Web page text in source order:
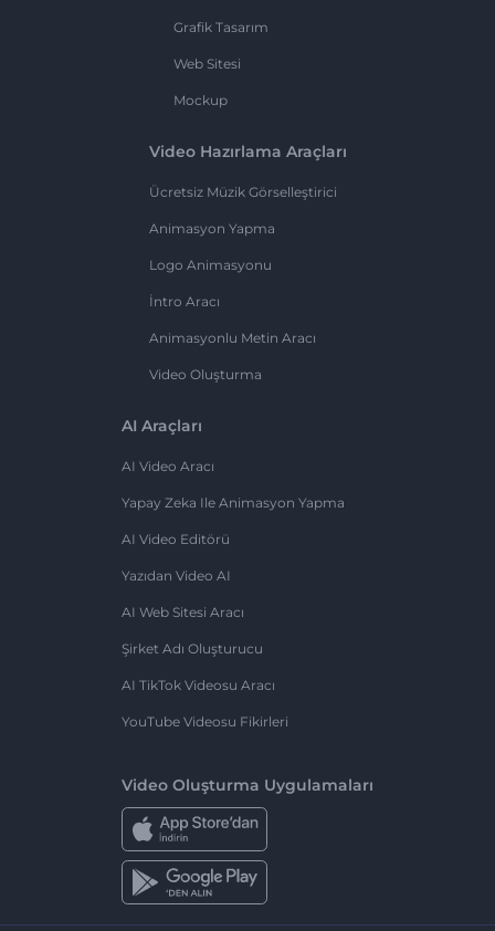
Grafik Tasarım
Web Sitesi
Mockup
Video Hazırlama Araçları
Ücretsiz Müzik Görselleştirici
Animasyon Yapma
Logo Animasyonu
İntro Aracı
Animasyonlu Metin Aracı
Video Oluşturma
AI Araçları
AI Video Aracı
Yapay Zeka Ile Animasyon Yapma
AI Video Editörü
Yazıdan Video AI
AI Web Sitesi Aracı
Şirket Adı Oluşturucu
AI TikTok Videosu Aracı
YouTube Videosu Fikirleri
Video Oluşturma Uygulamaları